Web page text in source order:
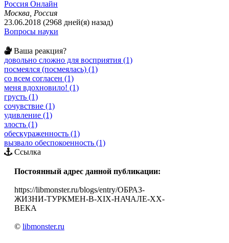
Россия Онлайн
Москва, Россия
23.06.2018 (2968 дней(я) назад)
Вопросы науки
Ваша реакция?
довольно сложно для восприятия (1)
посмеялся (посмеялась) (1)
со всем согласен (1)
меня вдохновило! (1)
грусть (1)
сочувствие (1)
удивление (1)
злость (1)
обескураженность (1)
вызвало обеспокоенность (1)
Ссылка
Постоянный адрес данной публикации:
https://libmonster.ru/blogs/entry/ОБРАЗ-
ЖИЗНИ-ТУРКМЕН-В-XIX-НАЧАЛЕ-XX-
ВЕКА
© libmonster.ru